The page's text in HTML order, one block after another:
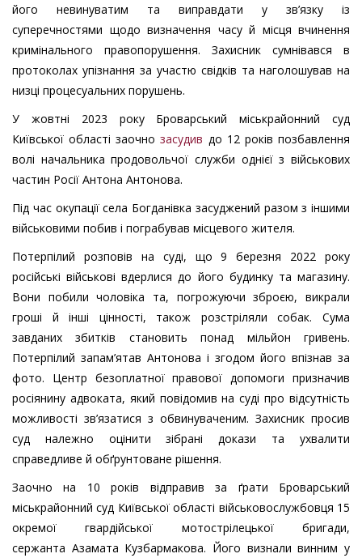
його невинуватим та виправдати у зв’язку із
суперечностями щодо визначення часу й місця вчинення
кримінального правопорушення. Захисник сумнівався в
протоколах упізнання за участю свідків та наголошував на
низці процесуальних порушень.
У жовтні 2023 року Броварський міськрайонний суд
Київської області заочнозасудив до 12 років позбавлення
волі начальника продовольчої служби однієї з військових
частин Росії Антона Антонова.
Під час окупації села Богданівка засуджений разом з іншими
військовими побив і пограбував місцевого жителя.
Потерпілий розповів на суді, що 9 березня 2022 року
російські військові вдерлися до його будинку та магазину.
Вони побили чоловіка та, погрожуючи зброєю, викрали
гроші й інші цінності, також розстріляли собак. Сума
завданих збитків становить понад мільйон гривень.
Потерпілий запам’ятав Антонова і згодом його впізнав за
фото. Центр безоплатної правової допомоги призначив
росіянину адвоката, який повідомив на суді про відсутність
можливості зв’язатися з обвинуваченим. Захисник просив
суд належно оцінити зібрані докази та ухвалити
справедливе й обґрунтоване рішення.
Заочно на 10 років відправив за ґрати Броварський
міськрайонний суд Київської області військовослужбовця 15
окремої гвардійської мотострілецької бригади,
сержанта Азамата Кузбармакова. Його визнали винним у